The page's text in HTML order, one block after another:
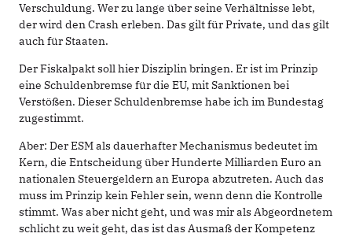
Verschuldung. Wer zu lange über seine Verhältnisse lebt,
der wird den Crash erleben. Das gilt für Private, und das gilt
auch für Staaten.
Der Fiskalpakt soll hier Disziplin bringen. Er ist im Prinzip
eine Schuldenbremse für die EU, mit Sanktionen bei
Verstößen. Dieser Schuldenbremse habe ich im Bundestag
zugestimmt.
Aber: Der ESM als dauerhafter Mechanismus bedeutet im
Kern, die Entscheidung über Hunderte Milliarden Euro an
nationalen Steuergeldern an Europa abzutreten. Auch das
muss im Prinzip kein Fehler sein, wenn denn die Kontrolle
stimmt. Was aber nicht geht, und was mir als Abgeordnetem
schlicht zu weit geht, das ist das Ausmaß der Kompetenz